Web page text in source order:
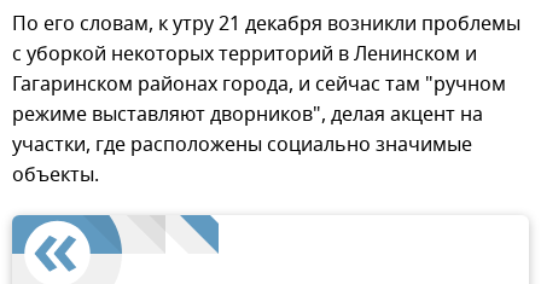
По его словам, к утру 21 декабря возникли проблемы
с уборкой некоторых территорий в Ленинском и
Гагаринском районах города, и сейчас там "ручном
режиме выставляют дворников", делая акцент на
участки, где расположены социально значимые
объекты.